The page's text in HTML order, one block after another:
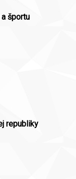
športu
republiky